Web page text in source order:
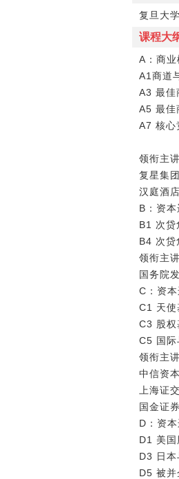
复旦大学
课程大
A：商
A1商道
A3 最佳
A5 最佳
A7 核心
领衔主
复星集
汉庭酒
B：资
B1 次贷
B4 次贷
领衔主
国务院
C：资
C1 天使
C3 股权
C5 国际
领衔主
中信资
上海证
国金证
D：资
D1 美
D3 日
D5 被并